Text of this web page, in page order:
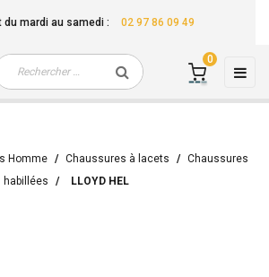
du mardi au samedi : 02 97 86 09 49
☰
0
Homme Chaussures à lacets
Chaussures
habillées
LLOYD HEL